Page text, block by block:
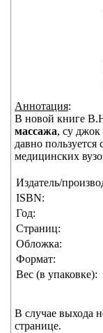
Аннотация:
В новой книге
массажа, су джок
давно пользуется
медицинских
Издатель/
ISBN:
Год:
Страниц:
Обложка:
Формат:
Вес (в упаковке):
В случае выхода
странице.